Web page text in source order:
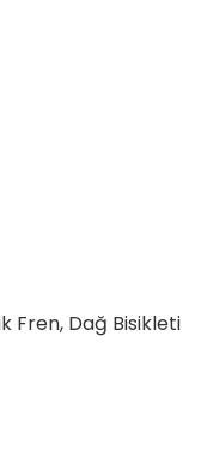
Fren, Dağ Bisikleti